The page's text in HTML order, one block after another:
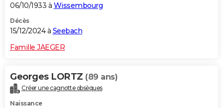
06/10/1933 à Wissembourg
Décès
15/12/2024 à Seebach
Famille JAEGER
Georges LORTZ (89 ans)
Créer une cagnotte obsèques
Naissance